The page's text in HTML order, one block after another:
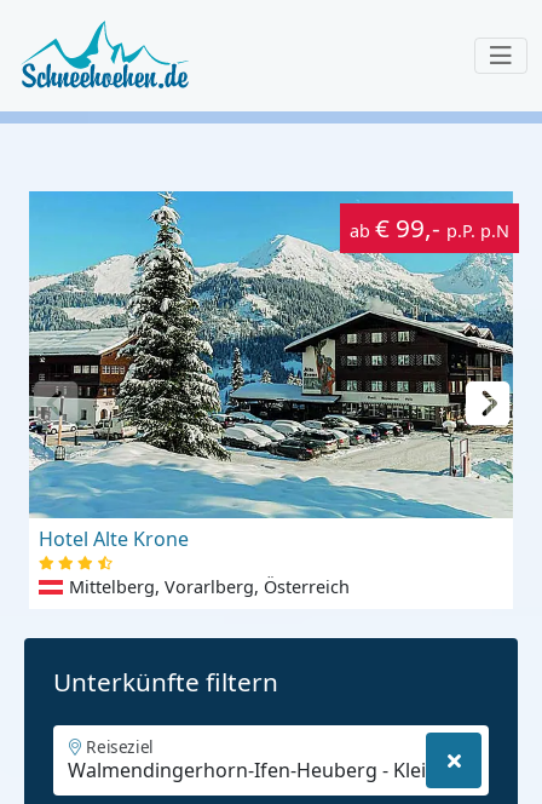
ab € 99,- p.P. p.N
Hotel Alte Krone
Mittelberg, Vorarlberg, Österreich
Unterkünfte filtern
Reiseziel